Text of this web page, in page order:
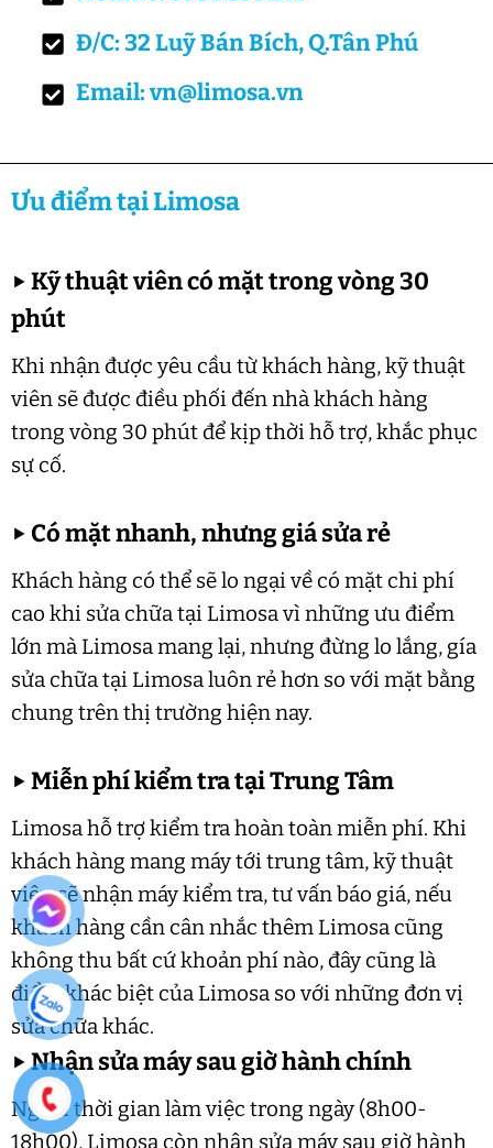
Đ/C: 32 Luỹ Bán Bích, Q.Tân Phú
Email: vn@limosa.vn
Ưu điểm tại Limosa
▶Kỹ thuật viên có mặt trong vòng 30
phút
Khi nhận được yêu cầu từ khách hàng, kỹ thuật
viên sẽ được điều phối đến nhà khách hàng
trong vòng 30 phút để kịp thời hỗ trợ, khắc phục
sự cố.
▶ Có mặt nhanh, nhưng giá sửa rẻ
Khách hàng có thể sẽ lo ngại về có mặt chi phí
cao khi sửa chữa tại Limosa vì những ưu điểm
lớn mà Limosa mang lại, nhưng đừng lo lắng, gía
sửa chữa tại Limosa luôn rẻ hơn so với mặt bằng
chung trên thị trường hiện nay.
▶Miễn phí kiểm tra tại Trung Tâm
Limosa hỗ trợ kiểm tra hoàn toàn miễn phí. Khi
khách hàng mang máy tới trung tâm, kỹ thuật
viên sẽ nhận máy kiểm tra, tư vấn báo giá, nếu
khách hàng cần cân nhắc thêm Limosa cũng
không thu bất cứ khoản phí nào, đây cũng là
điểm khác biệt của Limosa so với những đơn vị
sửa chữa khác.
▶Nhận sửa máy sau giờ hành chính
Ngoài thời gian làm việc trong ngày (8h00-
18h00), Limosa còn nhận sửa máy sau giờ hành